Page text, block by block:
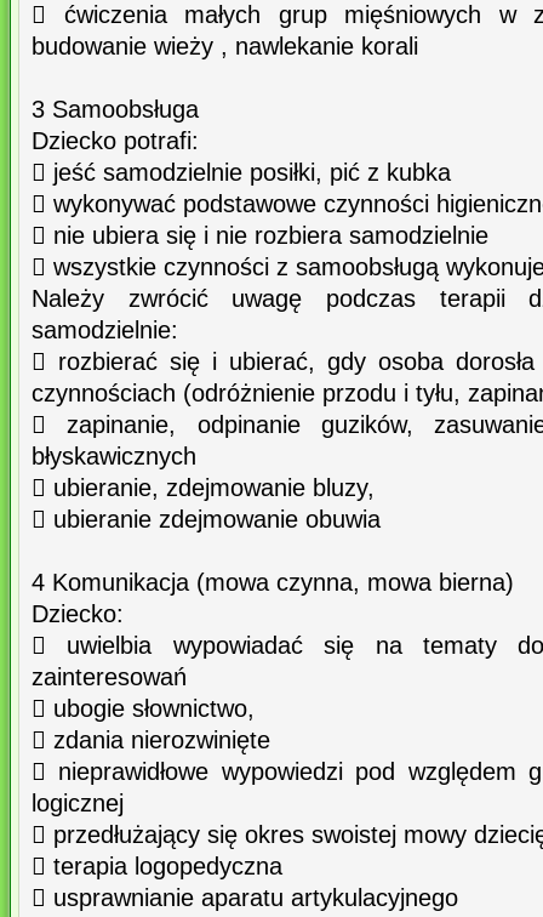
 ćwiczenia małych grup mięśniowych w
budowanie wieży , nawlekanie korali
3 Samoobsługa
Dziecko potrafi:
 jeść samodzielnie posiłki, pić z kubka
 wykonywać podstawowe czynności
 nie ubiera się i nie rozbiera samodzielnie
 wszystkie czynności z samoobsługą
Należy zwrócić uwagę podczas terapii
samodzielnie:
 rozbierać się i ubierać, gdy osoba
czynnościach (odróżnienie przodu i tyłu,
 zapinanie, odpinanie guzików,
błyskawicznych
 ubieranie, zdejmowanie bluzy,
 ubieranie zdejmowanie obuwia
4 Komunikacja (mowa czynna, mowa bierna)
Dziecko:
 uwielbia wypowiadać się na tematy
zainteresowań
 ubogie słownictwo,
 zdania nierozwinięte
 nieprawidłowe wypowiedzi pod względem
logicznej
 przedłużający się okres swoistej mowy
 terapia logopedyczna
 usprawnianie aparatu artykulacyjnego